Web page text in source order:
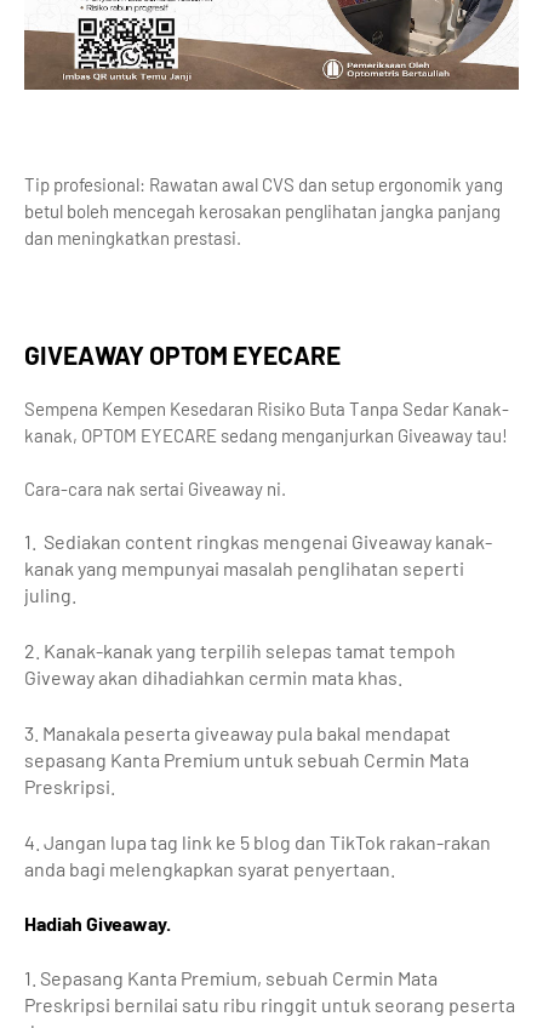
Tip profesional: Rawatan awal CVS dan setup ergonomik yang
betul boleh mencegah kerosakan penglihatan jangka panjang
dan meningkatkan prestasi.
GIVEAWAY OPTOM EYECARE
Sempena Kempen Kesedaran Risiko Buta Tanpa Sedar Kanak-
kanak, OPTOM EYECARE sedang menganjurkan Giveaway tau!
Cara-cara nak sertai Giveaway ni.
1. Sediakan content ringkas mengenai Giveaway kanak-
kanak yang mempunyai masalah penglihatan seperti
juling.
2. Kanak-kanak yang terpilih selepas tamat tempoh
Giveway akan dihadiahkan cermin mata khas.
3. Manakala peserta giveaway pula bakal mendapat
sepasang Kanta Premium untuk sebuah Cermin Mata
Preskripsi.
4. Jangan lupa tag link ke 5 blog dan TikTok rakan-rakan
anda bagi melengkapkan syarat penyertaan.
Hadiah Giveaway.
1. Sepasang Kanta Premium, sebuah Cermin Mata
Preskripsi bernilai satu ribu ringgit untuk seorang peserta